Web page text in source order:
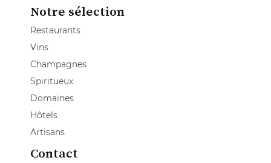
Notre sélection
Restaurants
Vins
Champagnes
Spiritueux
Domaines
Hôtels
Artisans
Contact